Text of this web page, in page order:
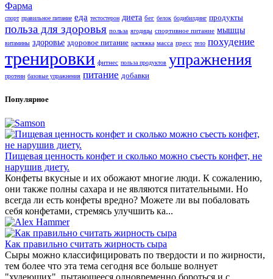
Фарма
спорт правильное питание еда тестостерон диета бег белок бодибилдинг продукты
польза для здоровья польза ягодицы спортивное питание мышцы
витамины здоровье здоровое питание растяжка масса пресс тело похудение
тренировки фитнес польза продуктов упражнения
протеин базовые упражнения питание добавки
Популярное
Пищевая ценность конфет и сколько можно съесть конфет, не
нарушив диету.
Конфеты вкусные и их обожают многие люди. К сожалению,
они также полны сахара и не являются питательными. Но
всегда ли есть конфеты вредно? Можете ли вы побаловать
себя конфетами, стремясь улучшить ка...
Как правильно считать жирность сыра
Cыры можно классифицировать по твердости и по жирности,
тем более что эта тема сегодня все больше волнует